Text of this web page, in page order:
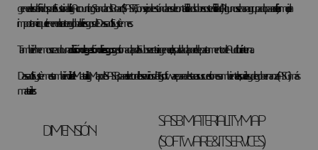
generales definidos por el Sustainability Accounting Standards Board (SASB, Consejo de estándares de contabilidad sobre sostenibilidad). Algunos se han agrupado para reflejar mejor la
importancia que tienen en la cartera global de riesgos de Dassault Systèmes.
También hemos creado unadivisión de gestión de riesgosgestionada por la Subsecretaria general, respaldada por el departamento de Auditoría interna.
Dassault Systèmes también utiliza el Materiality Map de SASB para el sector de los servicios de TI y software para destacar sus cuestiones ambientales, sociales y de gobernanza (ASG) más
materiales:
DIMENSIÓN
SASB MATERIALITY MAP
(SOFTWARE & IT SERVICES)